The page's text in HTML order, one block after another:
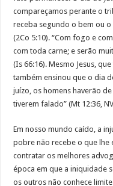
compareçamos perante o
receba segundo o bem ou
(2Co 5:10). “Com fogo e
com toda carne; e serão
(Is 66:16). Mesmo Jesus,
também ensinou que o dia
juízo, os homens haverão
tiverem falado” (Mt 12:36,
Em nosso mundo caído, a
pobre não recebe o que lhe
contratar os melhores
época em que a iniquidade
os outros não conhece